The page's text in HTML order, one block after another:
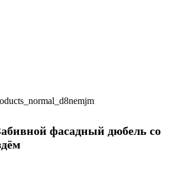
фасадный дюбель со